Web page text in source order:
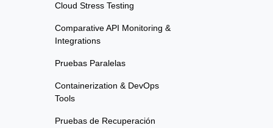
Cloud Stress Testing
Comparative API Monitoring &
Integrations
Pruebas Paralelas
Containerization & DevOps
Tools
Pruebas de Recuperación